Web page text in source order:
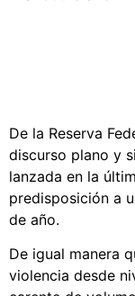
De la Reserva
discurso plano y
lanzada en la
predisposición a
de año.
De igual manera
violencia desde